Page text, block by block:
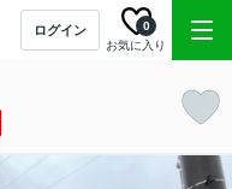
ログイン
お気に入り
0